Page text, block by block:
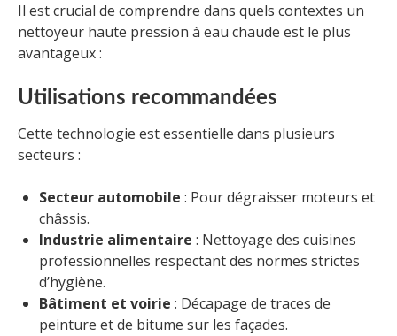
Il est crucial de comprendre dans quels contextes un
nettoyeur haute pression à eau chaude est le plus
avantageux :
Utilisations recommandées
Cette technologie est essentielle dans plusieurs
secteurs :
Secteur automobile : Pour dégraisser moteurs et
châssis.
Industrie alimentaire : Nettoyage des cuisines
professionnelles respectant des normes strictes
d’hygiène.
Bâtiment et voirie : Décapage de traces de
peinture et de bitume sur les façades.